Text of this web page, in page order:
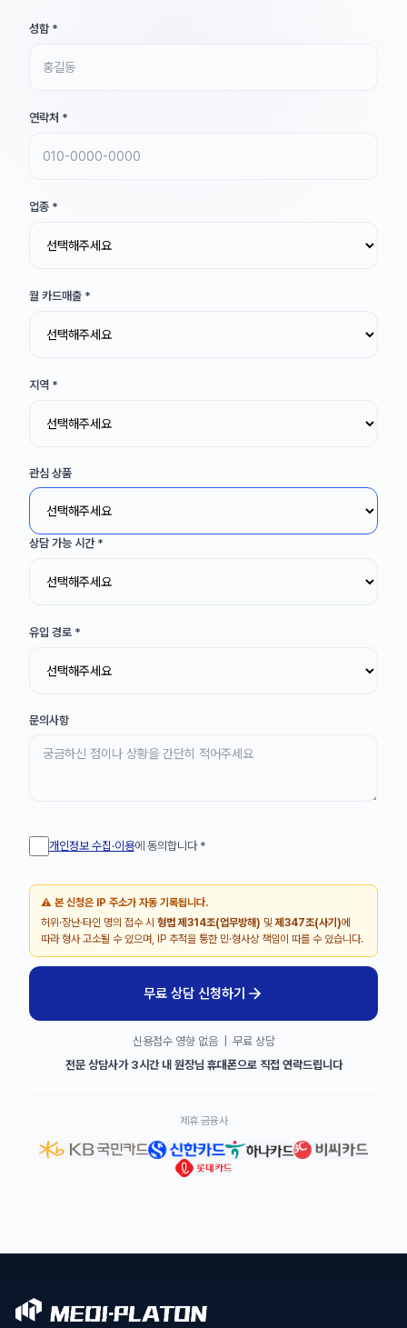
성함 *
연락처 *
업종 *
월 카드매출 *
지역 *
관심 상품
상담 가능 시간 *
유입 경로 *
문의사항
개인정보 수집·이용에 동의합니다 *
⚠️ 본 신청은 IP 주소가 자동 기록됩니다.
허위·장난·타인 명의 접수 시 형법 제314조(업무방해) 및 제347조(사기)에
따라 형사 고소될 수 있으며, IP 추적을 통한 민·형사상 책임이 따를 수 있습니다.
무료 상담 신청하기
신용점수 영향 없음 | 무료 상담
전문 상담사가 3시간 내 원장님 휴대폰으로 직접 연락드립니다
제휴 금융사